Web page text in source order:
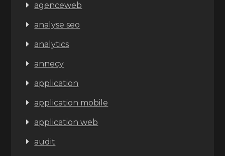
agenceweb
analyse seo
analytics
annecy
application
application mobile
application web
audit